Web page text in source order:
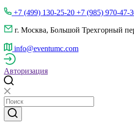
+7 (499) 130-25-20 +7 (985) 970-47-
г. Москва, Большой Трехгорный
info@eventumc.com
Авторизация